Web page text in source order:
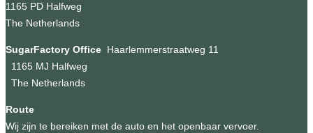
1165 PD Halfweg
The Netherlands
SugarFactory Office Haarlemmerstraatweg 11
1165 MJ Halfweg
The Netherlands
Route
Wij zijn te bereiken met de auto en het openbaar vervoer.